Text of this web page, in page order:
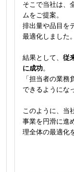
そこで当社は、
ムをご提案。
排出量や品目を
最適化しました。
結果として、従
に成功。
「担当者の業
できるようにな
このように、当
事業を円滑に進
理全体の最適化